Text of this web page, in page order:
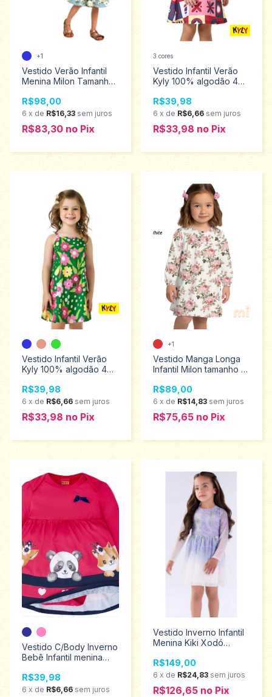
Vestido Verão Infantil
Menina Milon Tamanhos
R$98,00
6 x de R$16,33 sem juros
R$83,30 no Pix
+1
Vestido Infantil Verão
Kyly 100% algodão 4
R$39,98
6 x de R$6,66 sem juros
R$33,98 no Pix
3 cores
Vestido Infantil Verão
Kyly 100% algodão 4
R$39,98
6 x de R$6,66 sem juros
R$33,98 no Pix
Vestido Manga Longa
Infantil Milon tamanho 1
R$89,00
6 x de R$14,83 sem juros
R$75,65 no Pix
+1
Vestido C/Body Inverno
Bebê Infantil menina
207304
R$39,98
6 x de R$6,66 sem juros
Vestido Inverno Infantil
Menina Kiki Xodó
2100125
R$149,00
6 x de R$24,83 sem juros
R$126,65 no Pix